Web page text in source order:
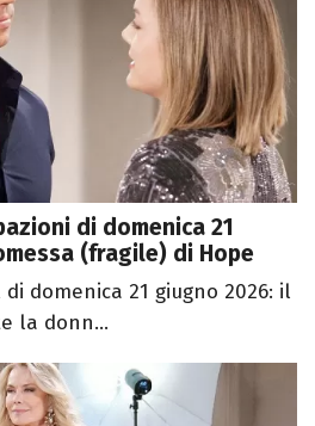
di domenica 21
(fragile) di Hope
domenica 21 giugno 2026: il
la donn...